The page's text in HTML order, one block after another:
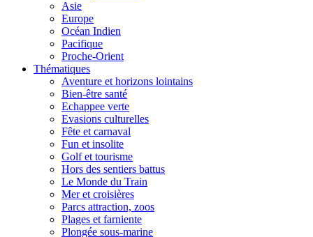
Asie
Europe
Océan Indien
Pacifique
Proche-Orient
Thématiques
Aventure et horizons lointains
Bien-être santé
Echappee verte
Evasions culturelles
Fête et carnaval
Fun et insolite
Golf et tourisme
Hors des sentiers battus
Le Monde du Train
Mer et croisières
Parcs attraction, zoos
Plages et farniente
Plongée sous-marine